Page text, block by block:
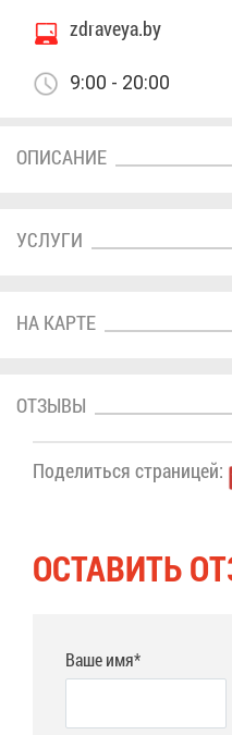
zdraveya.by
9:00 - 20:00
ОПИ­СА­НИЕ
УСЛУ­ГИ
НА КАР­ТЕ
ОТ­ЗЫ­ВЫ
По­де­лить­ся стра­ни­цей:
ОСТА­ВИТЬ
Ваше имя*